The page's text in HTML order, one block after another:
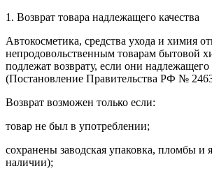
1. Возврат товара надлежащего качества
Автокосметика, средства ухода и химия
непродовольственным товарам бытовой
подлежат возврату, если они надлежащего
(Постановление Правительства РФ №
Возврат возможен только если:
товар не был в употреблении;
сохранены заводская упаковка, пломбы и
наличии);